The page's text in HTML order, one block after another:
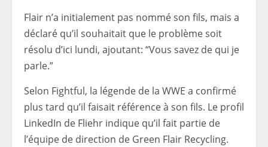
Flair n’a initialement pas nommé son fils, mais a
déclaré qu’il souhaitait que le problème soit
résolu d’ici lundi, ajoutant: “Vous savez de qui je
parle.”
Selon Fightful, la légende de la WWE a confirmé
plus tard qu’il faisait référence à son fils. Le profil
LinkedIn de Fliehr indique qu’il fait partie de
l’équipe de direction de Green Flair Recycling.